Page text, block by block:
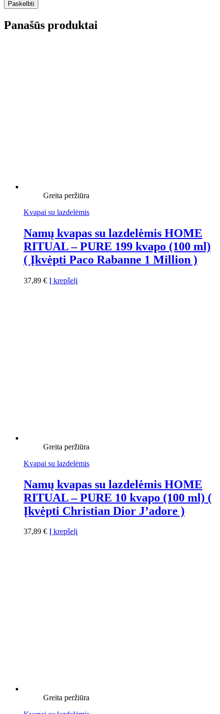
Panašūs produktai
Greita peržiūra
Kvapai su lazdelėmis
Namų kvapas su lazdelėmis HOME
RITUAL – PURE 199 kvapo (100 ml)
( Įkvėpti Paco Rabanne 1 Million )
37,89 € Į krepšelį
Greita peržiūra
Kvapai su lazdelėmis
Namų kvapas su lazdelėmis HOME
RITUAL – PURE 10 kvapo (100 ml) (
Įkvėpti Christian Dior J’adore )
37,89 € Į krepšelį
Greita peržiūra